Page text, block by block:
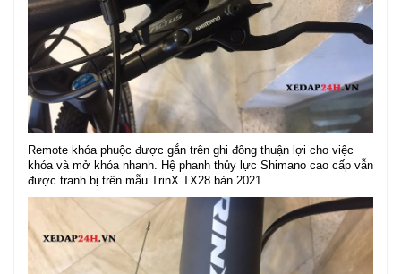
Remote khóa phuộc được gắn trên ghi đông thuận lợi cho việc
khóa và mở khóa nhanh. Hệ phanh thủy lực Shimano cao cấp vẫn
được tranh bị trên mẫu TrinX TX28 bản 2021